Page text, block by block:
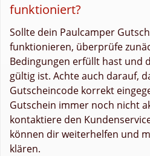
funktioniert?
Sollte dein Paulcamper
funktionieren, überprüfe
Bedingungen erfüllt hast und
gültig ist. Achte auch darauf,
Gutscheincode korrekt
Gutschein immer noch nicht
kontaktiere den
können dir weiterhelfen und
klären.